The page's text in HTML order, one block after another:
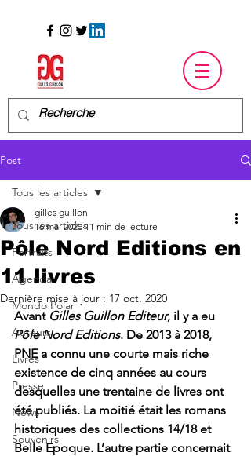
Post
Tous les articles
Portraits
Agenda
Mondo Polar
Auteurs
Livres
Presse
News
Souvenirs
Tous les articles
Pôle Nord Editions en
11 livres
gilles guillon
16 mai 2020 11 min de lecture
Dernière mise à jour : 17 oct. 2020
Avant Gilles Guillon Editeur, il y a eu
Pôle Nord Editions. De 2013 à 2018,
PNE a connu une courte mais riche
existence de cinq années au cours
desquelles une trentaine de livres ont
été publiés. La moitié était les romans
historiques des collections 14/18 et
Belle Epoque. L’autre partie concernait